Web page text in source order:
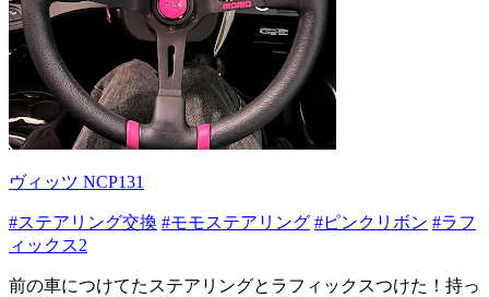
ヴィッツ NCP131
#ステアリング交換 #モモステアリング #ピンクリボン #ラフ
ィックス2
前の車につけてたステアリングとラフィックスつけた！持っ